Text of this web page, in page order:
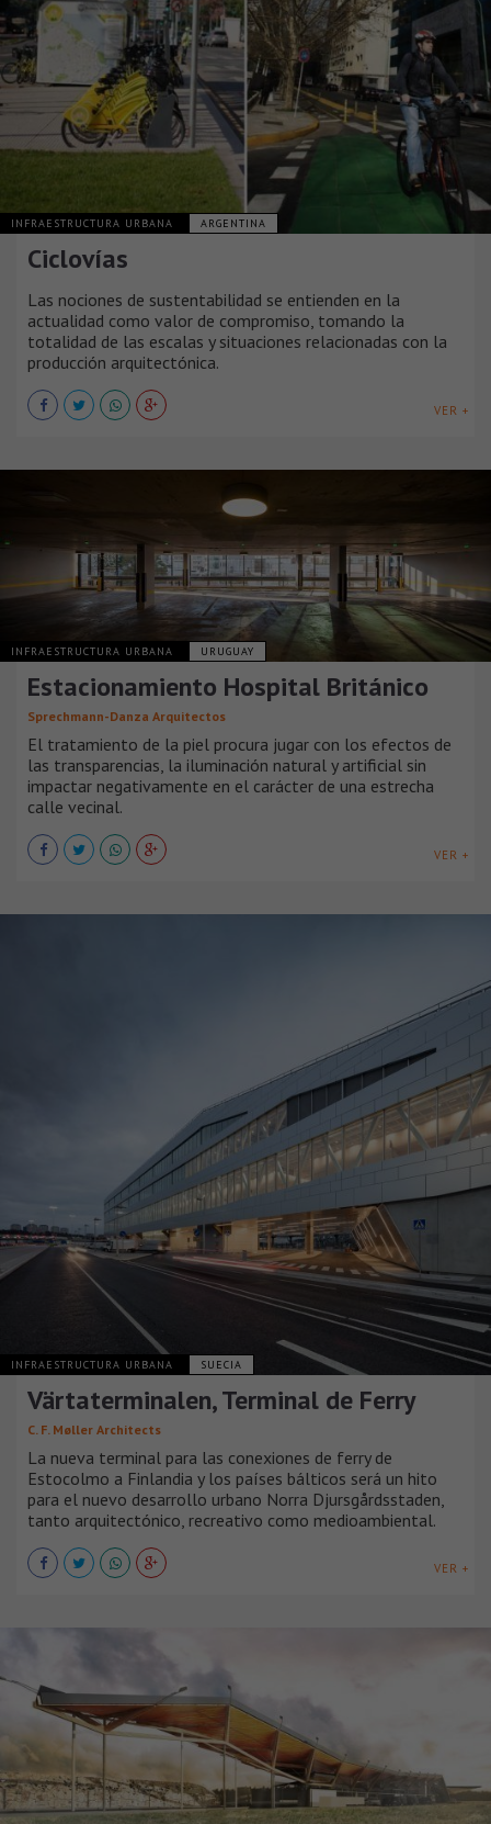
INFRAESTRUCTURA URBANA ARGENTINA
Ciclovías
Las nociones de sustentabilidad se entienden en la
actualidad como valor de compromiso, tomando la
totalidad de las escalas y situaciones relacionadas con la
producción arquitectónica.
VER +
INFRAESTRUCTURA URBANA URUGUAY
Estacionamiento Hospital Británico
Sprechmann-Danza Arquitectos
El tratamiento de la piel procura jugar con los efectos de
las transparencias, la iluminación natural y artificial sin
impactar negativamente en el carácter de una estrecha
calle vecinal.
VER +
INFRAESTRUCTURA URBANA SUECIA
Värtaterminalen, Terminal de Ferry
C. F. Møller Architects
La nueva terminal para las conexiones de ferry de
Estocolmo a Finlandia y los países bálticos será un hito
para el nuevo desarrollo urbano Norra Djursgårdsstaden,
tanto arquitectónico, recreativo como medioambiental.
VER +